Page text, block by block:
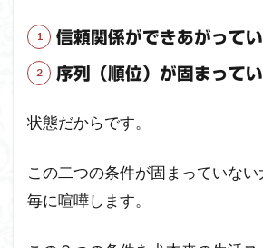
信頼関係ができあがって
序列（順位）が固まって
状態だからです。
この二つの条件が固まっていな
毎に喧嘩します。